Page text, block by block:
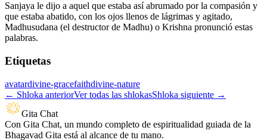
Sanjaya le dijo a aquel que estaba así abrumado por la compasión y
que estaba abatido, con los ojos llenos de lágrimas y agitado,
Madhusudana (el destructor de Madhu) o Krishna pronunció estas
palabras.
Etiquetas
avatardivine-gracefaithdivine-nature
← Shloka anteriorVer todas las shlokasShloka siguiente →
Gita Chat
Con Gita Chat, un mundo completo de espiritualidad guiada de la
Bhagavad Gita está al alcance de tu mano.